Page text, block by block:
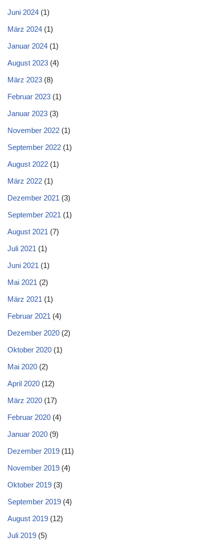
Juni 2024 (1)
März 2024 (1)
Januar 2024 (1)
August 2023 (4)
März 2023 (8)
Februar 2023 (1)
Januar 2023 (3)
November 2022 (1)
September 2022 (1)
August 2022 (1)
März 2022 (1)
Dezember 2021 (3)
September 2021 (1)
August 2021 (7)
Juli 2021 (1)
Juni 2021 (1)
Mai 2021 (2)
März 2021 (1)
Februar 2021 (4)
Dezember 2020 (2)
Oktober 2020 (1)
Mai 2020 (2)
April 2020 (12)
März 2020 (17)
Februar 2020 (4)
Januar 2020 (9)
Dezember 2019 (11)
November 2019 (4)
Oktober 2019 (3)
September 2019 (4)
August 2019 (12)
Juli 2019 (5)